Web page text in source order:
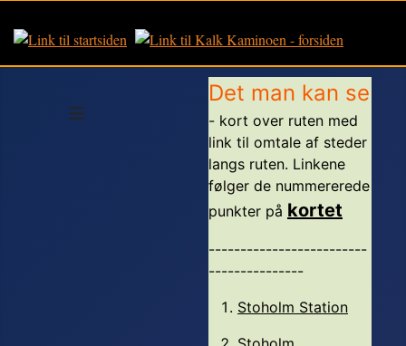
≡
Det man kan se
- kort over ruten med
link til omtale af steder
langs ruten. Linkene
følger de nummererede
punkter på kortet
-------------------------
---------------
Stoholm Station